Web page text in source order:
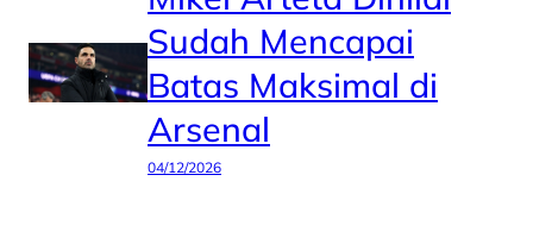
Sudah Mencapai
Batas Maksimal di
Arsenal
04/12/2026